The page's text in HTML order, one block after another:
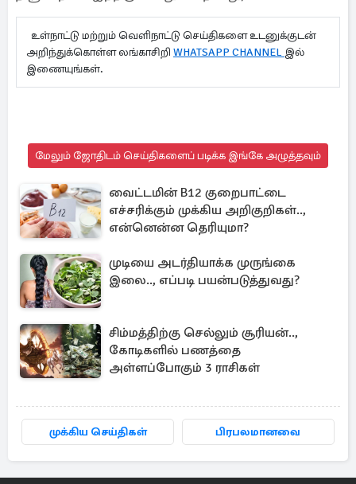
உள்நாட்டு மற்றும் வெளிநாட்டு செய்திகளை உடனுக்குடன்
அறிந்துக்கொள்ள லங்காசிறி WHATSAPP CHANNEL இல்
இணையுங்கள்.
மேலும் ஜோதிடம் செய்திகளைப் படிக்க இங்கே அழுத்தவும்
வைட்டமின் B12 குறைபாட்டை
எச்சரிக்கும் முக்கிய அறிகுறிகள்..,
என்னென்ன தெரியுமா?
முடியை அடர்தியாக்க முருங்கை
இலை.., எப்படி பயன்படுத்துவது?
சிம்மத்திற்கு செல்லும் சூரியன்..,
கோடிகளில் பணத்தை
அள்ளப்போகும் 3 ராசிகள்
முக்கிய செய்திகள் பிரபலமானவை